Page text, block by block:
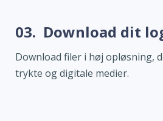
03. Download dit
Download filer i høj opløsning,
trykte og digitale medier.